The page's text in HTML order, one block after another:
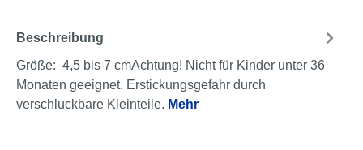
Beschreibung
Größe: 4,5 bis 7 cmAchtung! Nicht für Kinder unter 36
Monaten geeignet. Erstickungsgefahr durch
verschluckbare Kleinteile. Mehr